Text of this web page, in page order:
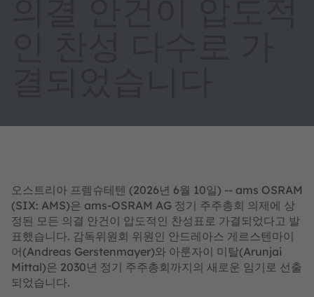
오스트리아 프렘슈테텐 (2026년 6월 10일) -- ams OSRAM
(SIX: AMS)은 ams-OSRAM AG 정기 주주총회 의제에 상
정된 모든 의결 안건이 압도적인 찬성표로 가결되었다고 발
표했습니다. 감독위원회 위원인 안드레아스 게르스텐마이
어(Andreas Gerstenmayer)와 아룬자이 미탈(Arunjai
Mittal)은 2030년 정기 주주총회까지의 새로운 임기로 선출
되었습니다.